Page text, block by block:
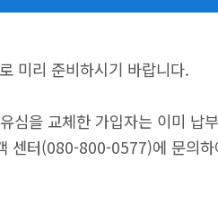
미리 준비하시기 바랍니다.
유심을 교체한 가입자는 이미 납
센터(080-800-0577)에 문의